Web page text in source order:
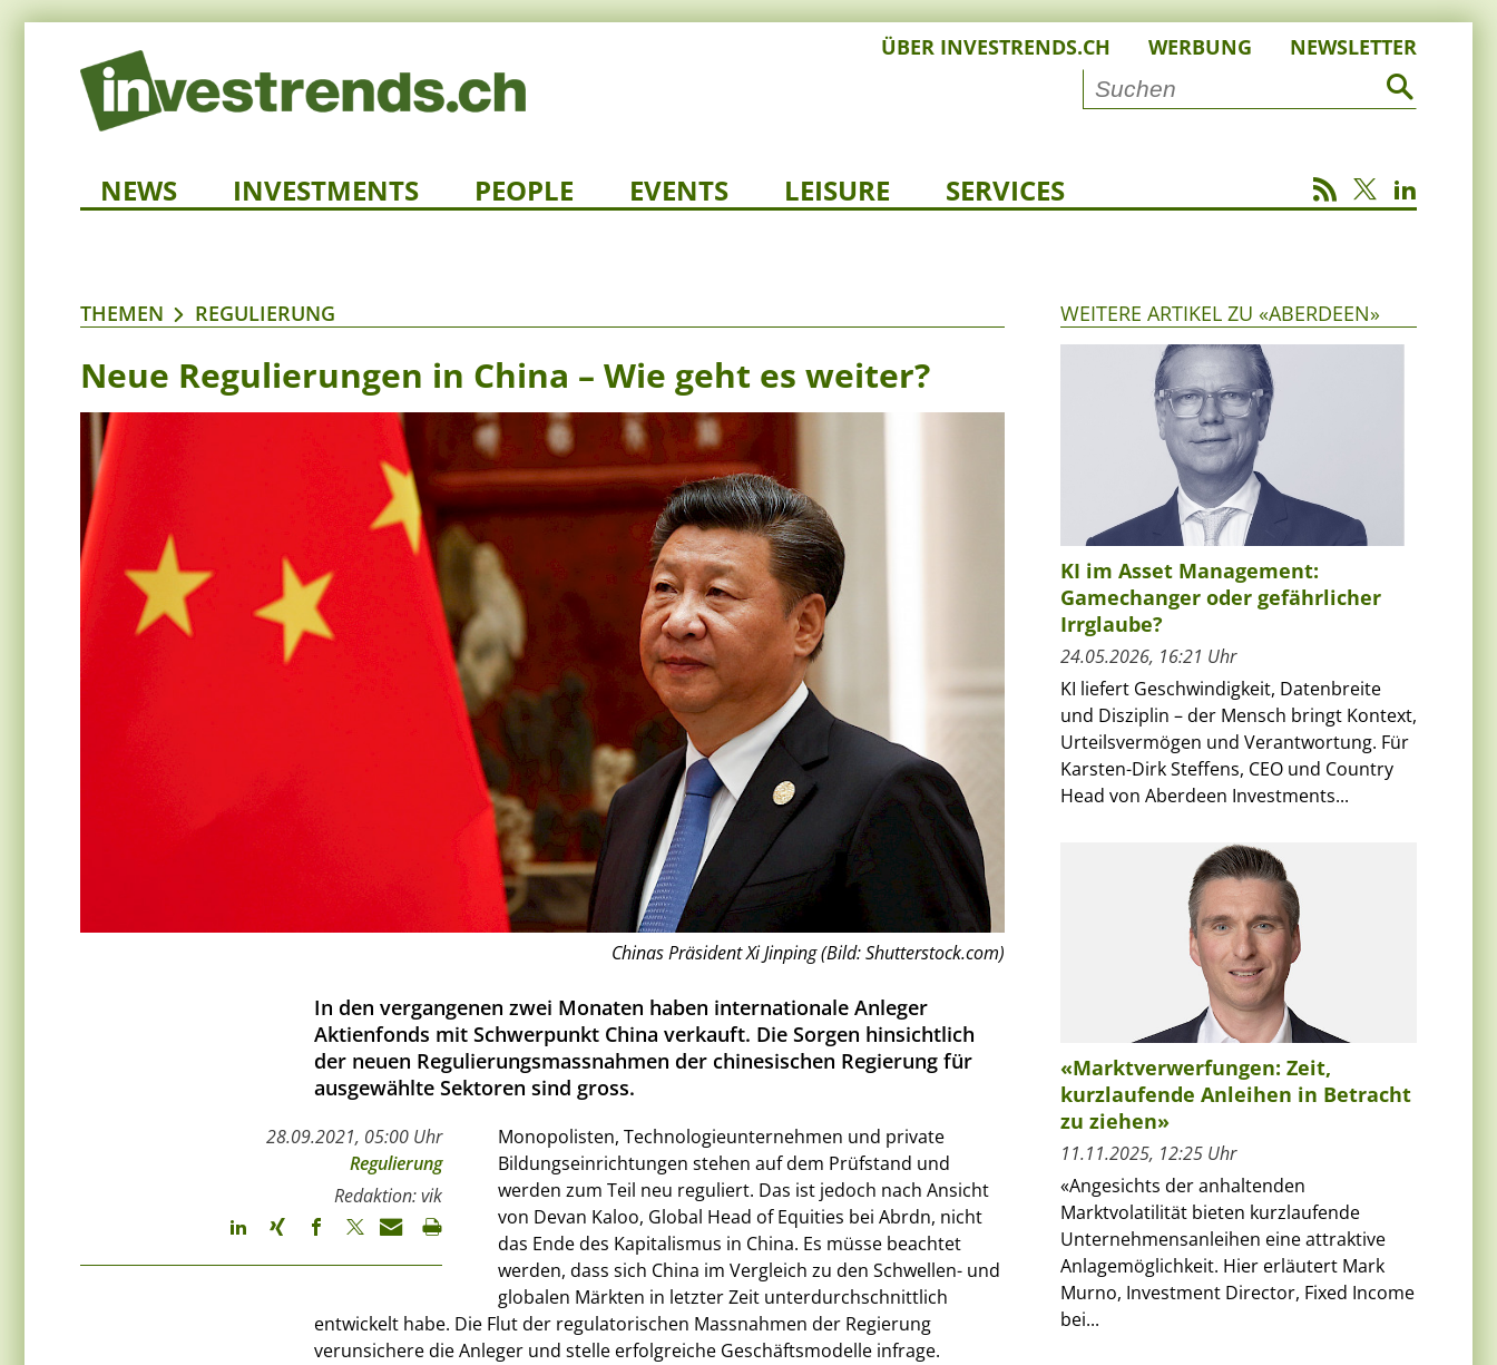
ÜBER INVESTRENDS.CH WERBUNG NEWSLETTER
NEWS INVESTMENTS PEOPLE EVENTS LEISURE SERVICES
THEMEN REGULIERUNG
Neue Regulierungen in China – Wie geht es weiter?
Chinas Präsident Xi Jinping (Bild: Shutterstock.com)
In den vergangenen zwei Monaten haben internationale Anleger
Aktienfonds mit Schwerpunkt China verkauft. Die Sorgen hinsichtlich
der neuen Regulierungsmassnahmen der chinesischen Regierung für
ausgewählte Sektoren sind gross.
28.09.2021, 05:00 Uhr
Regulierung
Redaktion: vik
Monopolisten, Technologieunternehmen und private
Bildungseinrichtungen stehen auf dem Prüfstand und
werden zum Teil neu reguliert. Das ist jedoch nach Ansicht
von Devan Kaloo, Global Head of Equities bei Abrdn, nicht
das Ende des Kapitalismus in China. Es müsse beachtet
werden, dass sich China im Vergleich zu den Schwellen- und
globalen Märkten in letzter Zeit unterdurchschnittlich
entwickelt habe. Die Flut der regulatorischen Massnahmen der Regierung
verunsichere die Anleger und stelle erfolgreiche Geschäftsmodelle infrage.
WEITERE ARTIKEL ZU «ABERDEEN»
KI im Asset Management:
Gamechanger oder gefährlicher
Irrglaube?
24.05.2026, 16:21 Uhr
KI liefert Geschwindigkeit, Datenbreite
und Disziplin – der Mensch bringt Kontext,
Urteilsvermögen und Verantwortung. Für
Karsten-Dirk Steffens, CEO und Country
Head von Aberdeen Investments...
«Marktverwerfungen: Zeit,
kurzlaufende Anleihen in Betracht
zu ziehen»
11.11.2025, 12:25 Uhr
«Angesichts der anhaltenden
Marktvolatilität bieten kurzlaufende
Unternehmensanleihen eine attraktive
Anlagemöglichkeit. Hier erläutert Mark
Murno, Investment Director, Fixed Income
bei...